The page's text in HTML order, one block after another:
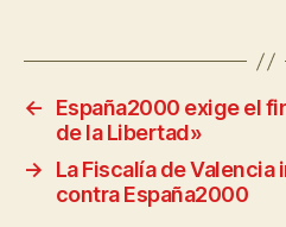
←
España2000 exige el
de la Libertad»
→
La Fiscalía de
contra España2000